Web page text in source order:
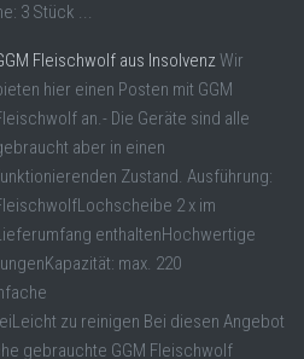
3 Stück ...
Fleischwolf aus InsolvenzWir
hier einen Posten mit GGM
an.- Die Geräte sind alle
aber in einen
Zustand. Ausführung:
2 x im
enthaltenHochwertige
max. 220
zu reinigen Bei diesen Angebot
gebrauchte GGM Fleischwolf